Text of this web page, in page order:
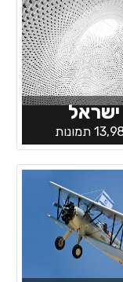
ישראל
תמונות